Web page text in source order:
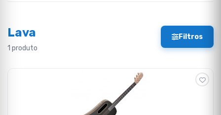
Lava
1 produto
Filtros